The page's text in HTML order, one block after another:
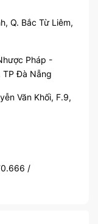
Q. Bắc Từ Liêm,
Pháp -
TP Đà Nẵng
Văn Khối, F.9,
/